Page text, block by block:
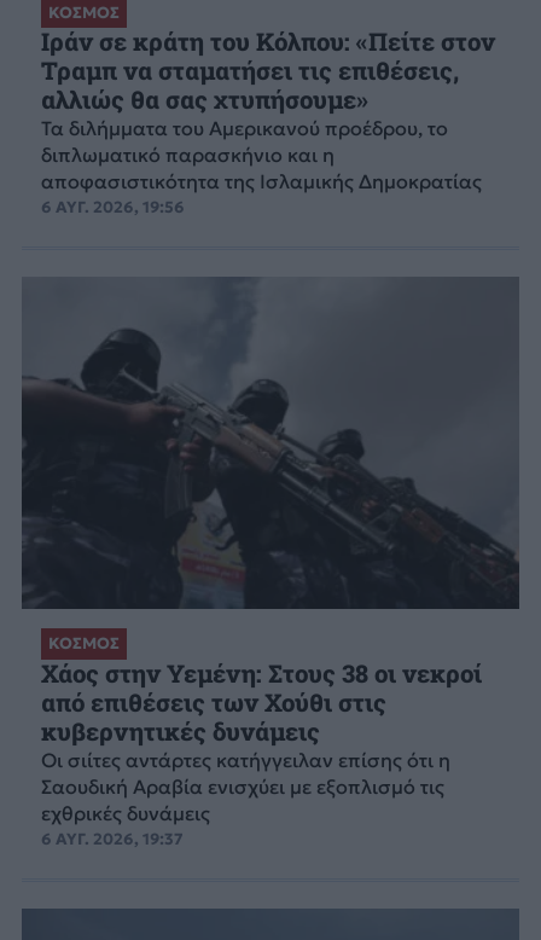
ΚΟΣΜΟΣ
Ιράν σε κράτη του Κόλπου: «Πείτε στον
Τραμπ να σταματήσει τις επιθέσεις,
αλλιώς θα σας χτυπήσουμε»
Τα διλήμματα του Αμερικανού προέδρου, το
διπλωματικό παρασκήνιο και η
αποφασιστικότητα της Ισλαμικής Δημοκρατίας
6 ΑΥΓ. 2026, 19:56
ΚΟΣΜΟΣ
Χάος στην Υεμένη: Στους 38 οι νεκροί
από επιθέσεις των Χούθι στις
κυβερνητικές δυνάμεις
Οι σιίτες αντάρτες κατήγγειλαν επίσης ότι η
Σαουδική Αραβία ενισχύει με εξοπλισμό τις
εχθρικές δυνάμεις
6 ΑΥΓ. 2026, 19:37